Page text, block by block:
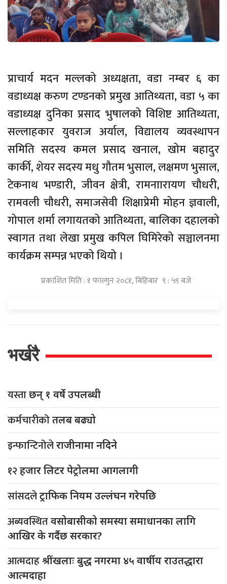
प्राचार्य मदन मल्लको अध्यक्षता, वडा नम्बर ६ का
वडाध्यक्ष करुण टण्डनको प्रमुख आतिथ्यता, वडा ५ का
वडाध्यक्ष दुनिका प्रसाद भुषालको विशिष्ट आतिथ्यता,
सल्लाहकार युवराज अर्याल, विद्यालय व्यवस्थापन
समिति सदस्य कमल प्रसाद खनाल, खोम बहादुर
कार्की, शेयर सदस्य मधु गौतम भुसाल, लक्षमण भुसाल,
टेकनाथ भण्डारी, जीवन क्षेत्री, रामनाारायण चौधरी,
रामवली चौधरी, समाजसेवी शिक्षाप्रेमी मोहन ज्ञवाली,
गोपाल शर्मा लगायतको आतिथ्यता, बालिका दहालको
स्वागत तथा लेखा प्रमुख कपिल घिमिरेको सञ्चालनमा
कार्यक्रम सम्पन्न भएको थियो ।
प्रकाशित मिति : १ फाल्गुन २०८१, बिहिबार ९ : ५९ बजे
भर्खरै
यस्ताछन् १ वर्षे उपलब्धी
कर्मचारीकोतलब बढ्यो
इन्फान्टिनोलेराजीनामा नदिने
१२हजार लिटर पेट्रोलमा आगलागी
सांसदलेट्राफिक नियम उल्लंघन गरेपछि
अब्यवस्थितवसोबासीको समस्या समाधानका लागि
आखिर के गर्दैछ सरकार?
आत्मदाहश्रींखलाः बुद्ध नगरमा ४५ वार्षीय राउतद्धारा
आत्मदाहा